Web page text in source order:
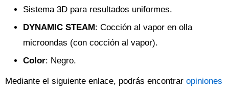
Sistema 3D para resultados uniformes.
DYNAMIC STEAM: Cocción al vapor en olla
microondas (con cocción al vapor).
Color: Negro.
Mediante el siguiente enlace, podrás encontrar opiniones